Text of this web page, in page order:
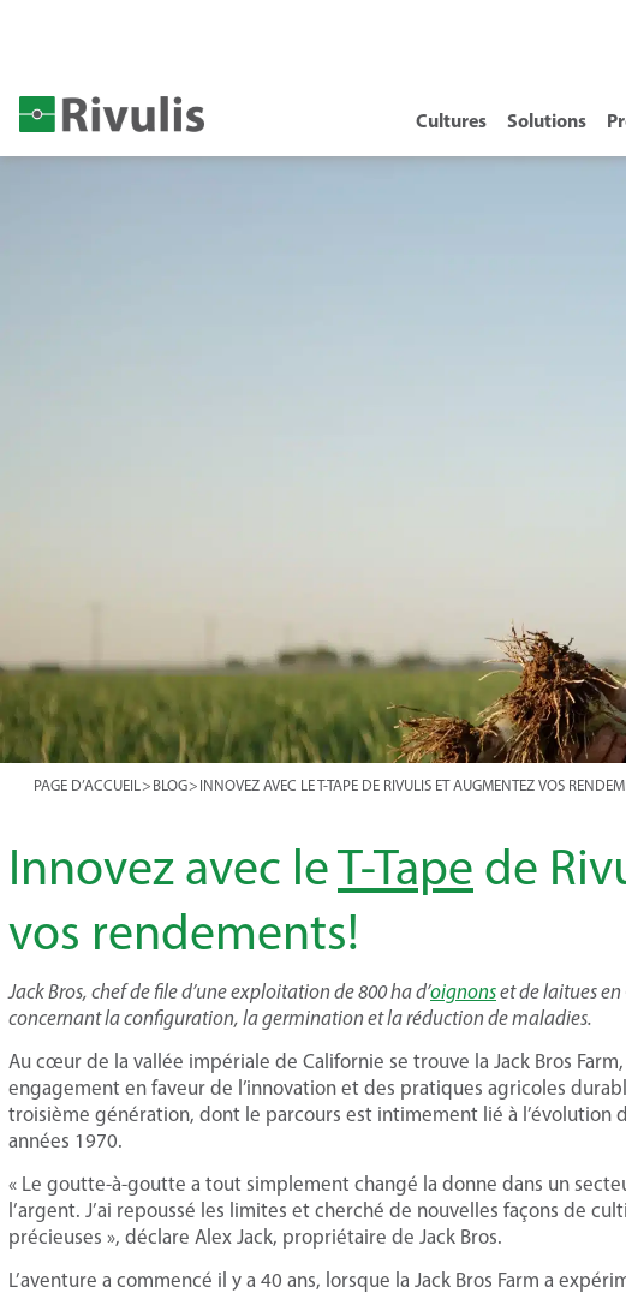
Cultures Solutions
PAGE D’ACCUEIL> BLOG> INNOVEZ AVEC LET-TAPE DE RIVULIS ET AUGMENTEZ VOS
Innovez avec leT-Tape de
vos rendements!
Jack Bros, chef de file d’une exploitation de 800 ha d’oignonset de laitues
concernant la configuration, la germination et la réduction de maladies.
Au cœur de la vallée impériale de Californie se trouve la Jack Bros
engagement en faveur de l’innovation et des pratiques agricoles
troisième génération, dont le parcours est intimement lié à l’évolution
années 1970.
« Le goutte-à-goutte a tout simplement changé la donne dans un
l’argent. J’ai repoussé les limites et cherché de nouvelles façons de
précieuses », déclare Alex Jack, propriétaire de Jack Bros.
L’aventure a commencé il y a 40 ans, lorsque la Jack Bros Farm a